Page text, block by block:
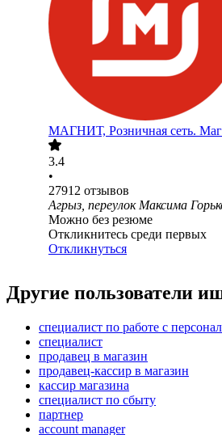
МАГНИТ, Розничная сеть.
3.4
•
27912 отзывов
Агрыз, переулок Максима
Можно без резюме
Откликнитесь среди первых
Откликнуться
Другие пользователи
специалист по работе с
специалист
продавец в магазин
продавец-кассир в магазин
кассир магазина
специалист по сбыту
партнер
account manager